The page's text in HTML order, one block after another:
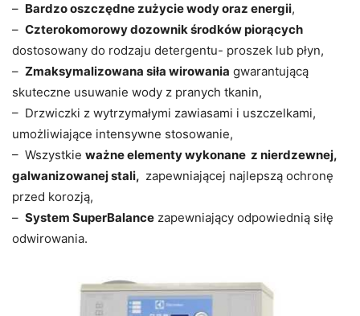
– Bardzo oszczędne zużycie wody oraz energii,
– Czterokomorowy dozownik środków piorących
dostosowany do rodzaju detergentu- proszek lub płyn,
– Zmaksymalizowana siła wirowania gwarantującą
skuteczne usuwanie wody z pranych tkanin,
– Drzwiczki z wytrzymałymi zawiasami i uszczelkami,
umożliwiające intensywne stosowanie,
– Wszystkie ważne elementy wykonane z nierdzewnej,
galwanizowanej stali, zapewniającej najlepszą ochronę
przed korozją,
– System SuperBalance zapewniający odpowiednią siłę
odwirowania.